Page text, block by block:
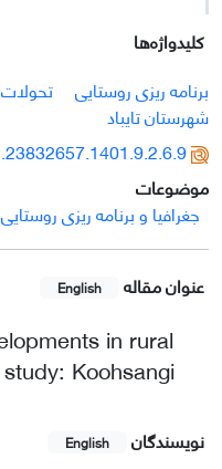
کلیدواژه‌ها
برنامه ریزی روستایی
شهرستان تایباد
موضوعات
جغرافیا و برنامه ریزی روستایی
عنوان مقاله English
in rural
Koohsangi
نویسندگان English